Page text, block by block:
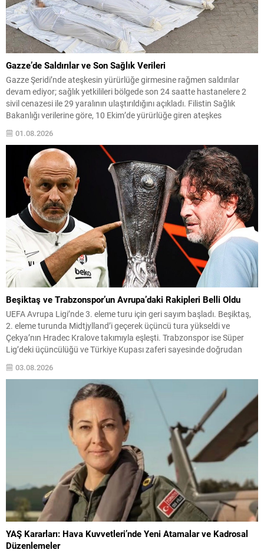
Gazze’de Saldırılar ve Son Sağlık Verileri
Gazze Şeridi’nde ateşkesin yürürlüğe girmesine rağmen saldırılar
devam ediyor; sağlık yetkilileri bölgede son 24 saatte hastanelere 2
sivil cenazesi ile 29 yaralının ulaştırıldığını açıkladı. Filistin Sağlık
Bakanlığı verilerine göre, 10 Ekim’de yürürlüğe giren ateşkes
anlaşmasından bu yana yaralı sayısı 4 bin 53e yükseldi, ölü sayısı ise
bin 222 olarak kaydedildi....
01.08.2026
Beşiktaş ve Trabzonspor’un Avrupa’daki Rakipleri Belli Oldu
UEFA Avrupa Ligi’nde 3. eleme turu için geri sayım başladı. Beşiktaş,
2. eleme turunda Midtjylland’i geçerek üçüncü tura yükseldi ve
Çekya’nın Hradec Kralove takımıyla eşleşti. Trabzonspor ise Süper
Lig’deki üçüncülüğü ve Türkiye Kupası zaferi sayesinde doğrudan
play-off turundan turnuvaya katılma hakkı elde etti. Play-off
Eşleşmeleri ve Tarihler Beşiktaş, 3. eleme...
03.08.2026
YAŞ Kararları: Hava Kuvvetleri’nde Yeni Atamalar ve Kadrosal
Düzenlemeler